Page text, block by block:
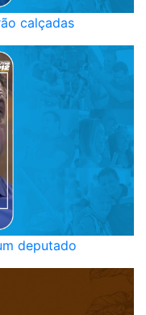
calçadas
deputado